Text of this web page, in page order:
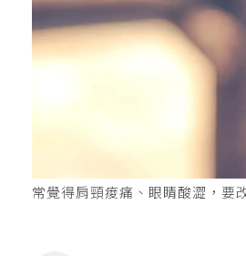
常覺得肩頸痠痛、眼睛酸澀，要